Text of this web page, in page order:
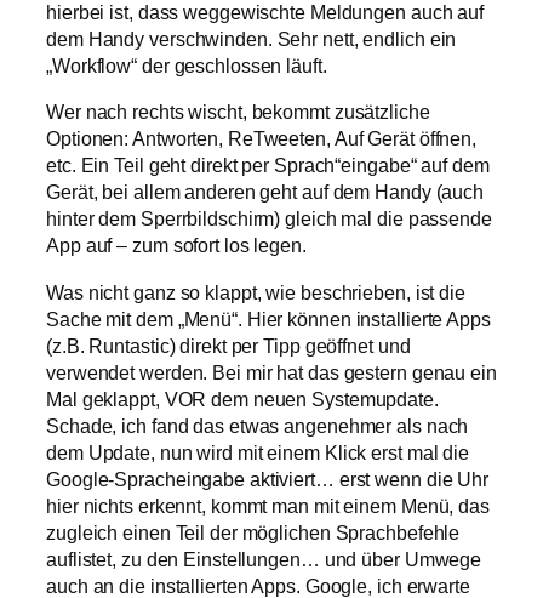
hierbei ist, dass weggewischte Meldungen auch auf
dem Handy verschwinden. Sehr nett, endlich ein
„Workflow“ der geschlossen läuft.
Wer nach rechts wischt, bekommt zusätzliche
Optionen: Antworten, ReTweeten, Auf Gerät öffnen,
etc. Ein Teil geht direkt per Sprach“eingabe“ auf dem
Gerät, bei allem anderen geht auf dem Handy (auch
hinter dem Sperrbildschirm) gleich mal die passende
App auf – zum sofort los legen.
Was nicht ganz so klappt, wie beschrieben, ist die
Sache mit dem „Menü“. Hier können installierte Apps
(z.B. Runtastic) direkt per Tipp geöffnet und
verwendet werden. Bei mir hat das gestern genau ein
Mal geklappt, VOR dem neuen Systemupdate.
Schade, ich fand das etwas angenehmer als nach
dem Update, nun wird mit einem Klick erst mal die
Google-Spracheingabe aktiviert… erst wenn die Uhr
hier nichts erkennt, kommt man mit einem Menü, das
zugleich einen Teil der möglichen Sprachbefehle
auflistet, zu den Einstellungen… und über Umwege
auch an die installierten Apps. Google, ich erwarte